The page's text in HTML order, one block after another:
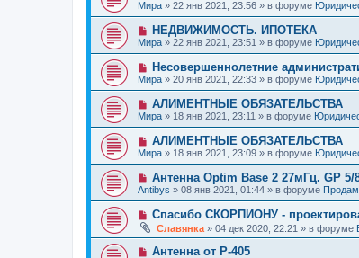
е
щ
е
н
и
е
с
о
б
щ
е
н
и
е
в
о
е
с
о
б
щ
н
и
е
Мира » 22 янв 2021, 23:56 » в форуме
Н
о
в
о
е
с
о
о
б
щ
н
и
е
НЕДВИЖИМОСТЬ. ИПОТЕКА
Мира » 22 янв 2021, 23:51 » в форуме
Н
о
в
е
с
о
о
б
щ
н
и
е
Несовершеннолетние
Мира » 20 янв 2021, 22:33 » в форуме
Н
о
в
е
с
о
о
б
щ
е
н
и
е
АЛИМЕНТНЫЕ ОБЯЗАТЕЛЬСТВА
Мира » 18 янв 2021, 23:11 » в форуме
Н
о
в
е
с
о
о
б
щ
АЛИМЕНТНЫЕ ОБЯЗАТЕЛЬСТВА
Мира » 18 янв 2021, 23:09 » в форуме
Н
о
в
е
с
о
о
Антенна Optim Base 2 27мГц. GP 5/
Antibys » 08 янв 2021, 01:44 » в форуме
Н
в
е
Спасибо СКОРПИОНУ -
Славянка » 04 дек 2020, 22:21 » в форуме
Н
Антенна от Р-405